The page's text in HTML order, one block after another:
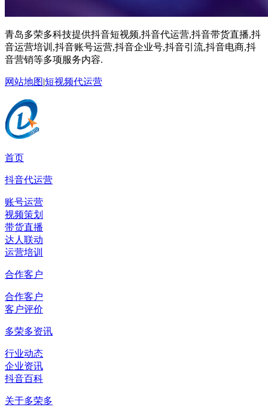
青岛多荣多科技提供抖音短视频,抖音代运营,抖音带货直播,抖
音运营培训,抖音账号运营,抖音企业号,抖音引流,抖音电商,抖
音营销等多项服务内容.
网站地图|短视频代运营
首页
抖音代运营
账号运营
视频策划
带货直播
达人联动
运营培训
合作客户
合作客户
客户评价
多荣多资讯
行业动态
企业资讯
抖音百科
关于多荣多